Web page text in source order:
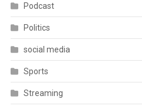
Podcast
Politics
social media
Sports
Streaming